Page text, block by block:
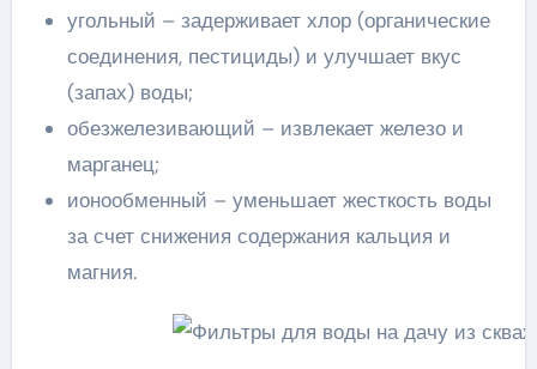
угольный – задерживает хлор (органические
соединения, пестициды) и улучшает вкус
(запах) воды;
обезжелезивающий – извлекает железо и
марганец;
ионообменный – уменьшает жесткость воды
за счет снижения содержания кальция и
магния.